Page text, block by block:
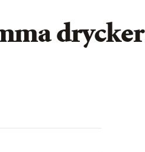
drycker